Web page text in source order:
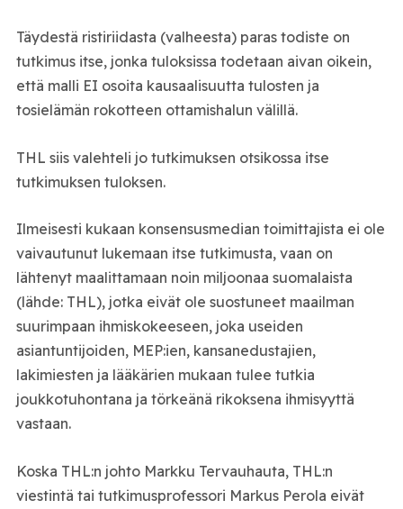
Täydestä ristiriidasta (valheesta) paras todiste on
tutkimus itse, jonka tuloksissa todetaan aivan oikein,
että malli EI osoita kausaalisuutta tulosten ja
tosielämän rokotteen ottamishalun välillä.
THL siis valehteli jo tutkimuksen otsikossa itse
tutkimuksen tuloksen.
Ilmeisesti kukaan konsensusmedian toimittajista ei ole
vaivautunut lukemaan itse tutkimusta, vaan on
lähtenyt maalittamaan noin miljoonaa suomalaista
(lähde: THL), jotka eivät ole suostuneet maailman
suurimpaan ihmiskokeeseen, joka useiden
asiantuntijoiden, MEP:ien, kansanedustajien,
lakimiesten ja lääkärien mukaan tulee tutkia
joukkotuhontana ja törkeänä rikoksena ihmisyyttä
vastaan.
Koska THL:n johto Markku Tervauhauta, THL:n
viestintä tai tutkimusprofessori Markus Perola eivät